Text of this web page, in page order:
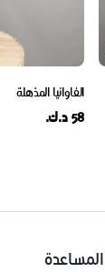
الفاوانيا المذهلة
58 د.ك.
المساعدة